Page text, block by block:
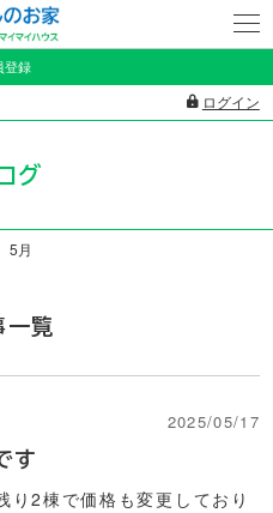
登録
ログイン
グ
5月
一覧
2025/05/17
す
り2棟で価格も変更しており